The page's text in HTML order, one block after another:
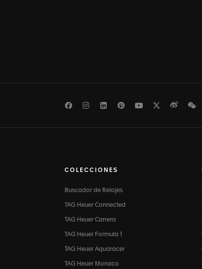
FacebookInstagramLinkedInPinterest
Youtube
TwitterWeibo
COLECCIONES
Buscador de Relojes
TAG Heuer Connected
TAG Heuer Carrera
TAG Heuer Formula 1
TAG Heuer Aquaracer
TAG Heuer Monaco